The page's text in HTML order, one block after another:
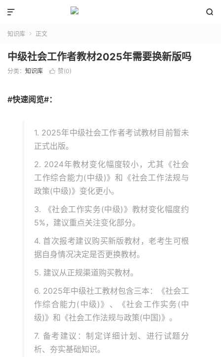


知识库  正文
中级社会工作者教材2025年需要换新版吗
分类： 知识库  赞(0)
#快速阅览#：
1. 2025年中级社会工作者考试教材目前暂未
正式出版。
2. 2024年教材变化幅度较小，尤其《社会
工作综合能力(中级)》和《社会工作法规与
政策(中级)》变化更小。
3. 《社会工作实务(中级)》教材变化幅度约
5%，建议重点关注变化部分。
4. 首次报考建议购买新版教材，老考生可根
据自身情况决定是否更换教材。
5. 建议从正规渠道购买教材。
6. 2025年中级社工教材包含三本：《社会工
作综合能力(中级)》、《社会工作实务(中
级)》和《社会工作法规与政策(中国)》。
7. 备考建议：制定详细计划、进行试题分
析、夯实基础知识。